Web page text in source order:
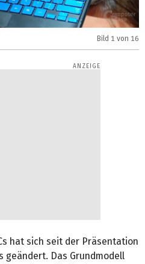
Bild 1 von 16
hat sich seit der Präsentation
geändert. Das Grundmodell